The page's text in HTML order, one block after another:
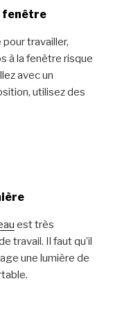
fenêtre
travailler,
à la fenêtre risque
avec un
utilisez des
est très
travail. Il faut qu’il
une lumière de